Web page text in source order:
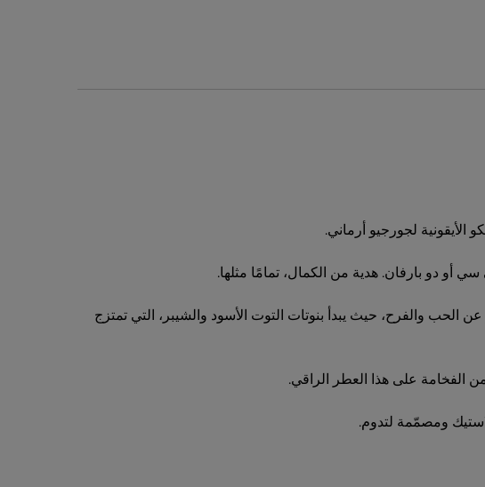
لجورجيو أرماني.
أو دو بارفان. هدية من الكمال، تمامًا مثلها.
آسرة تعبر عن الحب والفرح، حيث يبدأ بنوتات التوت الأسود والشيبر، التي تمتزج
ومصمّمة لتدوم.